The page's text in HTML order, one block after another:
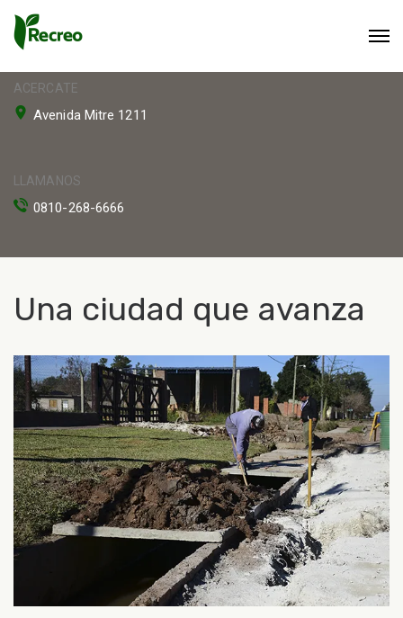
ACERCATE
Avenida Mitre 1211
LLAMANOS
0810-268-6666
Una ciudad que avanza